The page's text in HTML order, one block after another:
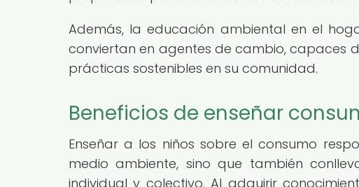
Además, la educación ambiental en el
conviertan en agentes de cambio, capaces
prácticas sostenibles en su comunidad.
Beneficios de enseñar
Enseñar a los niños sobre el consumo
medio ambiente, sino que también
individual y colectivo. Al adquirir